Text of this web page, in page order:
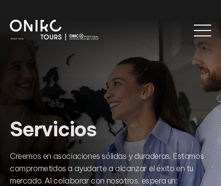
Servicios
Creemos en asociaciones sólidas y duraderas. Estamos
comprometidos a ayudarte a alcanzar el éxito en tu
mercado. Al colaborar con nosotros, espera un: